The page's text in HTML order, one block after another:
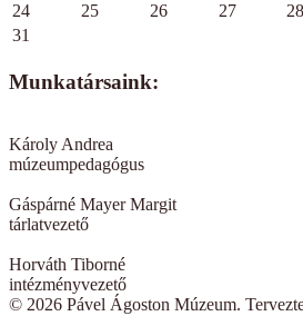
24
25 26 27 28
31
Munkatársaink:
Károly Andrea
múzeumpedagógus
Gáspárné Mayer Margit
tárlatvezető
Horváth Tiborné
intézményvezető
© 2026 Pável Ágoston Múzeum.